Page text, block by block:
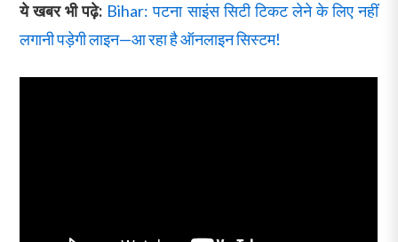
ये खबर भी पढ़े: Bihar: पटना साइंस सिटी टिकट लेने के लिए नहीं
लगानी पड़ेगी लाइन—आ रहा है ऑनलाइन सिस्टम!